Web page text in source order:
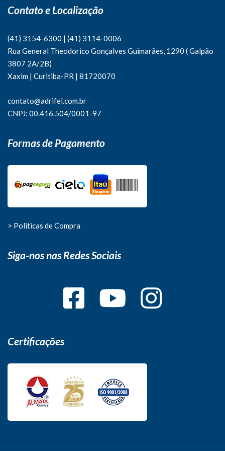
Contato e Localização
(41) 3154-6300 | (41) 3114-0006
Rua General Theodorico Gonçalves Guimarães, 1290 ( Galpão
3807 2A/2B)
Xaxim | Curitiba-PR | 81720070
contato@adrifel.com.br
CNPJ: 00.416.504/0001-97
Formas de Pagamento
> Politicas de Compra
Siga-nos nas Redes Sociais
Certificações